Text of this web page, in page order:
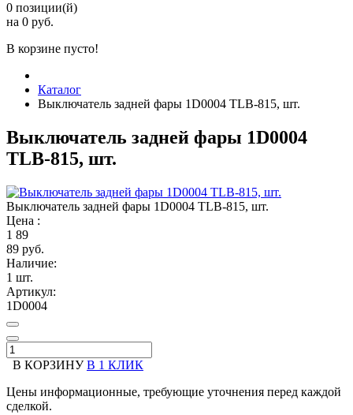
0 позиции(й)
на 0 руб.
В корзине пусто!
Каталог
Выключатель задней фары 1D0004 TLB-815, шт.
Выключатель задней фары 1D0004
TLB-815, шт.
Выключатель задней фары 1D0004 TLB-815, шт.
Цена :
1 89
89 руб.
Наличие:
1 шт.
Артикул:
1D0004
В КОРЗИНУ В 1 КЛИК
Цены информационные, требующие уточнения перед каждой
сделкой.